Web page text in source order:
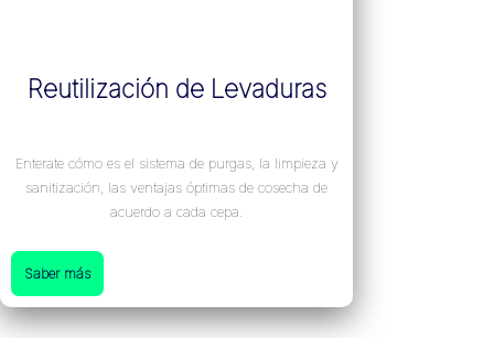
Reutilización de Levaduras
Enterate cómo es el sistema de purgas, la limpieza y
sanitización, las ventajas óptimas de cosecha de
acuerdo a cada cepa.
Saber más